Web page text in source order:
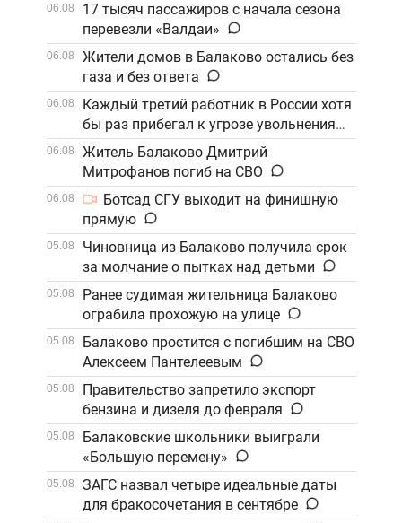
06.08
17 тысяч пассажиров с начала сезона
перевезли «Валдаи»
06.08
Жители домов в Балаково остались без
газа и без ответа
06.08
Каждый третий работник в России хотя
бы раз прибегал к угрозе увольнения
06.08
Житель Балаково Дмитрий
Митрофанов погиб на СВО
06.08
Ботсад СГУ выходит на финишную
прямую
05.08
Чиновница из Балаково получила срок
за молчание о пытках над детьми
05.08
Ранее судимая жительница Балаково
ограбила прохожую на улице
05.08
Балаково простится с погибшим на СВО
Алексеем Пантелеевым
05.08
Правительство запретило экспорт
бензина и дизеля до февраля
05.08
Балаковские школьники выиграли
«Большую перемену»
05.08
ЗАГС назвал четыре идеальные даты
для бракосочетания в сентябре